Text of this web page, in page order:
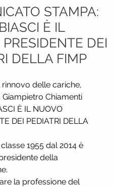
STAMPA:
È IL
DEI
DELLA FIMP
rinnovo delle cariche,
Chiamenti
È IL NUOVO
DEI PEDIATRI DELLA
1955 dal 2014 è
della
la professione del